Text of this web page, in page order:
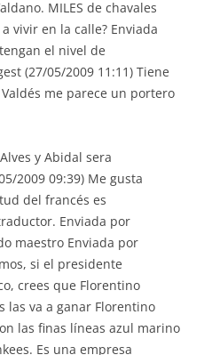
MILES de chavales
vivir en la calle? Enviada
el nivel de
(27/05/2009 11:11) Tiene
me parece un portero
y Abidal sera
2009 09:39) Me gusta
del francés es
Enviada por
maestro Enviada por
si el presidente
crees que Florentino
las va a ganar Florentino
las finas líneas azul marino
Es una empresa